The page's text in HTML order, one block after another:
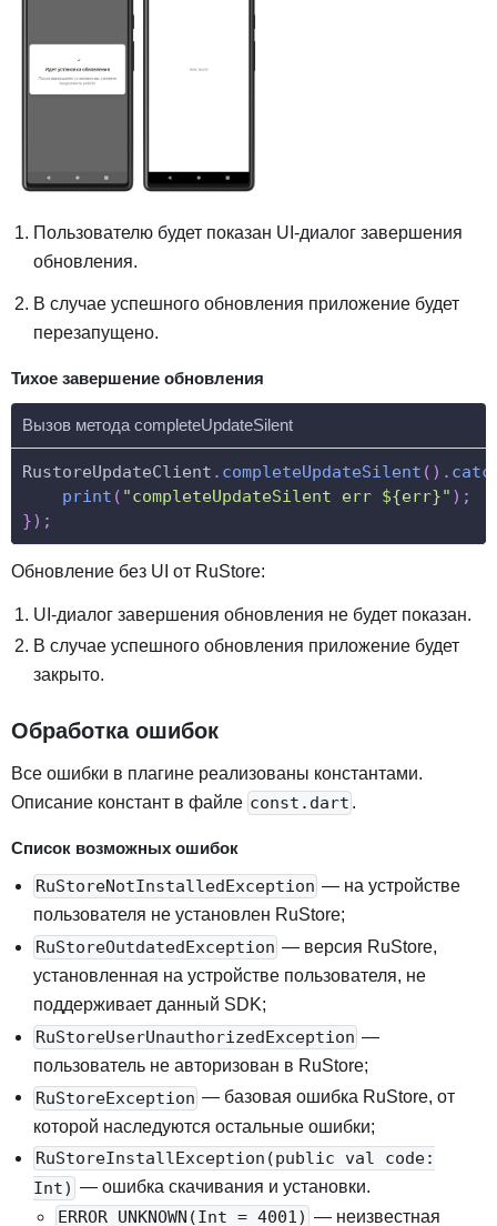
Пользователю будет показан UI-диалог завершения
обновления.
В случае успешного обновления приложение будет
перезапущено.
Тихое завершение обновления
Вызов метода completeUpdateSilent
RustoreUpdateClient . completeUpdateSilent ( ) .
print ( "completeUpdateSilent err ${err}" ) ;
}) ;
Обновление без UI от RuStore:
UI-диалог завершения обновления не будет показан.
В случае успешного обновления приложение будет
закрыто.
Обработка ошибок
Все ошибки в плагине реализованы константами.
Описание констант в файле const.dart .
Список возможных ошибок
RuStoreNotInstalledException — на устройстве
пользователя не установлен RuStore;
RuStoreOutdatedException — версия RuStore,
установленная на устройстве пользователя, не
поддерживает данный SDK;
RuStoreUserUnauthorizedException —
пользователь не авторизован в RuStore;
RuStoreException — базовая ошибка RuStore, от
которой наследуются остальные ошибки;
RuStoreInstallException(public val code:
Int) — ошибка скачивания и установки.
ERROR_UNKNOWN(Int = 4001) — неизвестная